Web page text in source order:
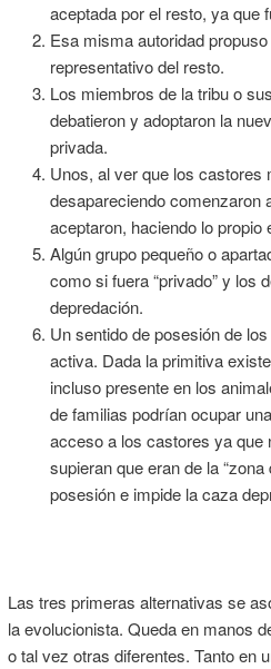
aceptada por el resto, ya que
Esa misma autoridad
representativo del resto.
Los miembros de la tribu o
debatieron y adoptaron la
privada.
Unos, al ver que los castores
desapareciendo comenzaron
aceptaron, haciendo lo
Algún grupo pequeño o
como si fuera “privado” y los
depredación.
Un sentido de posesión de
activa. Dada la primitiva
incluso presente en los
de familias podrían ocupar
acceso a los castores ya que
supieran que eran de la
posesión e impide la caza
Las tres primeras alternativas se
la evolucionista. Queda en manos
o tal vez otras diferentes. Tanto en